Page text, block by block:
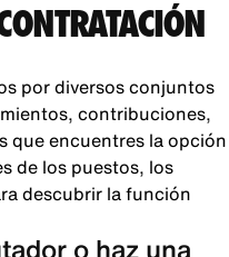
por diversos conjuntos
contribuciones,
que encuentres la opción
de los puestos, los
descubrir la función